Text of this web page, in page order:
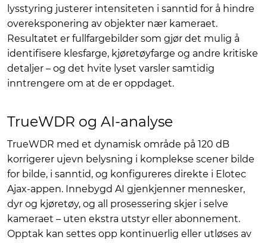
lysstyring justerer intensiteten i sanntid for å hindre
overeksponering av objekter nær kameraet.
Resultatet er fullfargebilder som gjør det mulig å
identifisere klesfarge, kjøretøyfarge og andre kritiske
detaljer – og det hvite lyset varsler samtidig
inntrengere om at de er oppdaget.
TrueWDR og AI-analyse
TrueWDR med et dynamisk område på 120 dB
korrigerer ujevn belysning i komplekse scener bilde
for bilde, i sanntid, og konfigureres direkte i Elotec
Ajax-appen. Innebygd AI gjenkjenner mennesker,
dyr og kjøretøy, og all prosessering skjer i selve
kameraet – uten ekstra utstyr eller abonnement.
Opptak kan settes opp kontinuerlig eller utløses av